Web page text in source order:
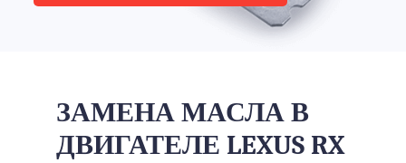
ЗАМЕНА МАСЛА В
ДВИГАТЕЛЕ LEXUS RX